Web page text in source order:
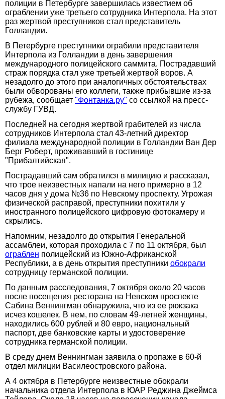
полиции в Петербурге завершилась известием об
ограблении уже третьего сотрудника Интерпола. На этот
раз жертвой преступников стал представитель
Голландии.
В Петербурге преступники ограбили представителя
Интерпола из Голландии в день завершения
международного полицейского саммита. Пострадавший
страж порядка стал уже третьей жертвой воров. А
незадолго до этого при аналогичных обстоятельствах
были обворованы его коллеги, также прибывшие из-за
рубежа, сообщает "Фонтанка.ру" со ссылкой на пресс-
службу ГУВД.
Последней на сегодня жертвой грабителей из числа
сотрудников Интерпола стал 43-летний директор
филиала международной полиции в Голландии Ван Дер
Берг Роберт, проживавший в гостинице
"Прибалтийская".
Пострадавший сам обратился в милицию и рассказал,
что трое неизвестных напали на него примерно в 12
часов дня у дома №36 по Невскому проспекту. Угрожая
физической расправой, преступники похитили у
иностранного полицейского цифровую фотокамеру и
скрылись.
Напомним, незадолго до открытия Генеральной
ассамблеи, которая проходила с 7 по 11 октября, был
ограблен полицейский из Южно-Африканской
Республики, а в день открытия преступники обокрали
сотрудницу германской полиции.
По данным расследования, 7 октября около 20 часов
после посещения ресторана на Невском проспекте
Сабина Веннингман обнаружила, что из ее рюкзака
исчез кошелек. В нем, по словам 49-летней женщины,
находились 600 рублей и 80 евро, национальный
паспорт, две банковские карты и удостоверение
сотрудника германской полиции.
В среду днем Веннингман заявила о пропаже в 60-й
отдел милиции Василеостровского района.
А 4 октября в Петербурге неизвестные обокрали
начальника отдела Интерпола в ЮАР Реджина Джеймса